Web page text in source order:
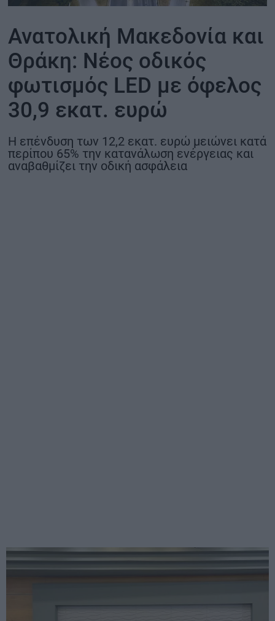
ΟΙΚΟΝΟΜΙΑ - ΕΠΙΧΕΙΡΗΣΕΙΣ
MY PROPERTY
ΚΑΡΑΜΠΟΛΕΣ
ΟΡΟΙ ΧΡΗΣΗΣ
ΕΠΙΚΟΙΝΩΝΙΑ
Ανατολική Μακεδονία και
Θράκη: Νέος οδικός
φωτισμός LED με όφελος
30,9 εκατ. ευρώ
Η επένδυση των 12,2 εκατ. ευρώ μειώνει κατά
περίπου 65% την κατανάλωση ενέργειας και
αναβαθμίζει την οδική ασφάλεια